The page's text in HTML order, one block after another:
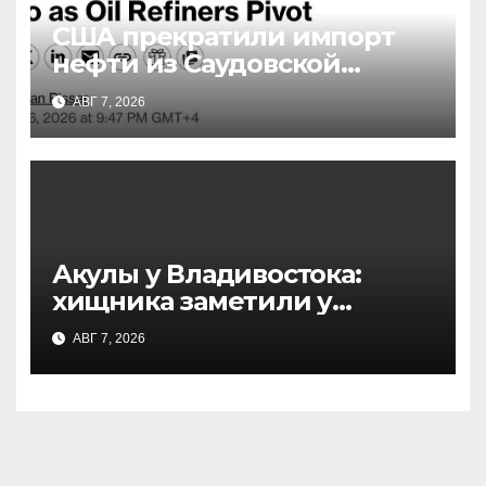
США прекратили импорт
нефти из Саудовской
Аравии: причины и
последствия
АВГ 7, 2026
Акулы у Владивостока:
хищника заметили у
острова Русский — что
известно
АВГ 7, 2026